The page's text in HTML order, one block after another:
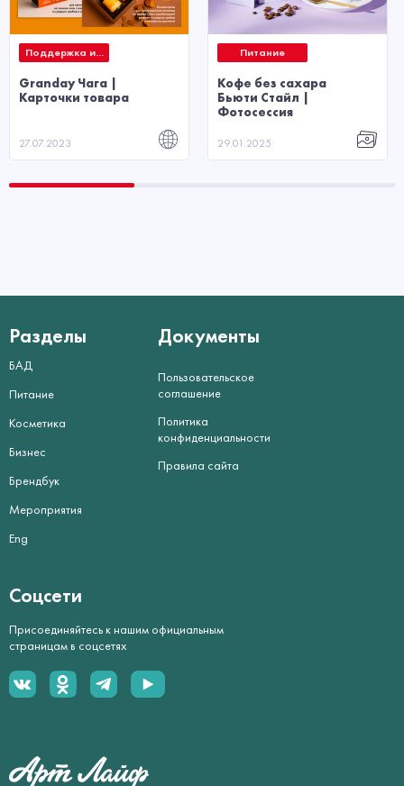
Поддержка и...
Granday Чага |
Карточки товара
27.07.2023
Питание
Кофе без сахара
Бьюти Стайл |
Фотосессия
29.01.2025
Разделы
БАД
Питание
Косметика
Бизнес
Брендбук
Мероприятия
Eng
Документы
Пользовательское
соглашение
Политика
конфиденциальности
Правила сайта
Соцсети
Присоединяйтесь к нашим официальным
страницам в соцсетях